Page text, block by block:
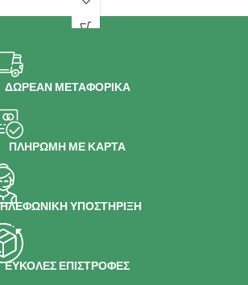
285x285mm Ιδανική
ΔΩΡΕΑΝ ΜΕΤΑΦΟΡΙΚΑ
ΠΛΗΡΩΜΗ ΜΕ ΚΑΡΤΑ
ΥΠΟΣΤΗΡΙΞΗ
ΕΥΚΟΛΕΣ ΕΠΙΣΤΡΟΦΕΣ